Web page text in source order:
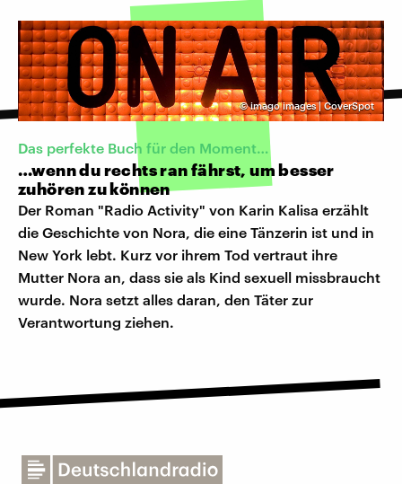
©imago images | CoverSpot
Das perfekte Buch für den Moment…
…wenn du rechts ran fährst, um besser
zuhören zu können
Der Roman "Radio Activity" von Karin Kalisa erzählt
die Geschichte von Nora, die eine Tänzerin ist und in
New York lebt. Kurz vor ihrem Tod vertraut ihre
Mutter Nora an, dass sie als Kind sexuell missbraucht
wurde. Nora setzt alles daran, den Täter zur
Verantwortung ziehen.